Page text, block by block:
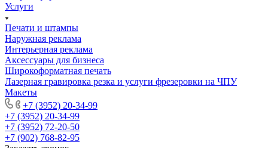
Услуги
Печати и штампы
Наружная реклама
Интерьерная реклама
Аксессуары для бизнеса
Широкоформатная печать
Лазерная гравировка резка и услуги фрезеровки на ЧПУ
Макеты
+7 (3952) 20-34-99
+7 (3952) 20-34-99
+7 (3952) 72-20-50
+7 (902) 768-82-95